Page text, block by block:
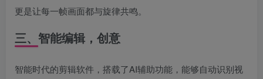
更是让每一帧画面都与旋律共鸣。
三、智能编辑，创意
智能时代的剪辑软件，搭载了AI辅助功能，能够自动识别视